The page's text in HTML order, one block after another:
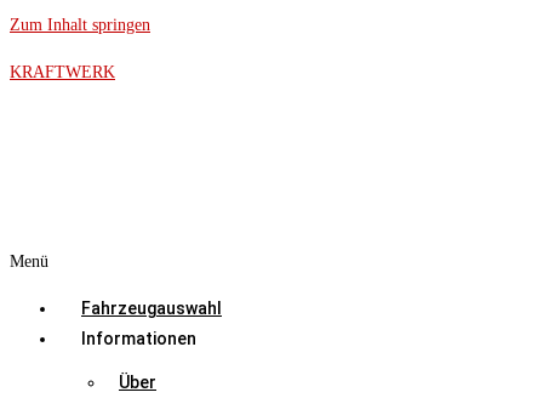
Zum Inhalt springen
KRAFTWERK
Menü
Fahrzeugauswahl
Informationen
Über